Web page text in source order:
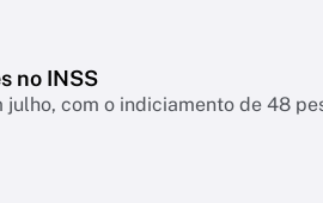
no INSS
com o indiciamento de 48